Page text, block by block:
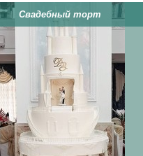
Свадебный торт